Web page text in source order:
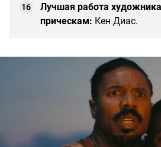
Лучшая работа
прическам: Кен Диас.